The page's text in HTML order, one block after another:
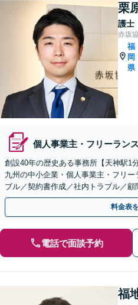
栗
護士
赤坂
福
岡
県
個人事業主・フリーランス
創設40年の歴史ある事務所【天神駅1
九州の中小企業・個人事業主・フリ
ブル／契約書作成／社内トラブル／
し、成長をサポート【休日夜間対応】
料金表
電話で面談予約
福